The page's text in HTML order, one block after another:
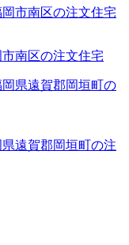
南区の注文住宅
遠賀郡岡垣町の注